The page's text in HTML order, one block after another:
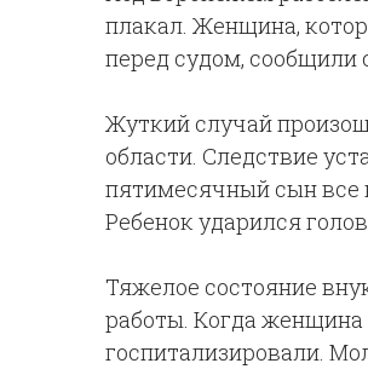
плакал. Женщина,
перед судом, сообщили
Жуткий случай
области. Следствие
пятимесячный сын все
Ребенок ударился
Тяжелое состояние
работы. Когда женщина
госпитализировали.